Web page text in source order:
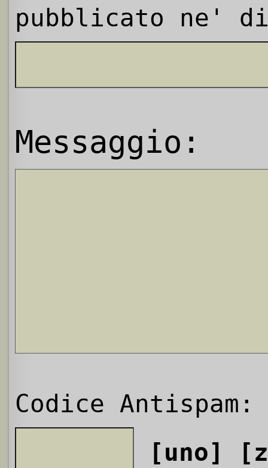
pubblicato ne'
Messaggio:
Codice Antispam:
[uno]